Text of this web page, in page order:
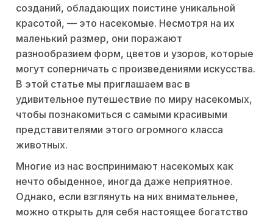
созданий, обладающих поистине уникальной
красотой, — это насекомые. Несмотря на их
маленький размер, они поражают
разнообразием форм, цветов и узоров, которые
могут соперничать с произведениями искусства.
В этой статье мы приглашаем вас в
удивительное путешествие по миру насекомых,
чтобы познакомиться с самыми красивыми
представителями этого огромного класса
животных.
Многие из нас воспринимают насекомых как
нечто обыденное, иногда даже неприятное.
Однако, если взглянуть на них внимательнее,
можно открыть для себя настоящее богатство